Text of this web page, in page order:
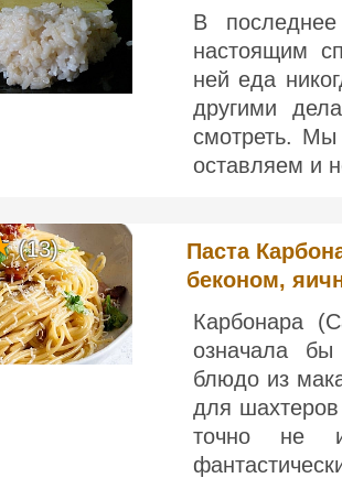
В
настоящим
ней еда
другими
смотреть. Мы
оставляем и
Паста
беконом,
Карбонара
означала
блюдо из
для
точно не
(13)